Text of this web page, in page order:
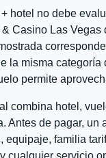
hotel no debe
Casino Las
la misma
permite
combina hotel,
Antes de pagar,
equipaje, familia
cualquier servicio